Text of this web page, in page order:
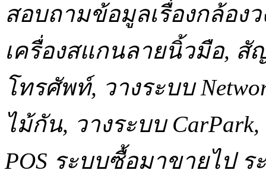
สอบถามข้อมูลเรื่องกล้อง
เครื่องสแกนลายนิ้วมือ,
โทรศัพท์, วางระบบ
ไม้กัน, วางระบบ
POS ระบบซื้อมาขายไป ร